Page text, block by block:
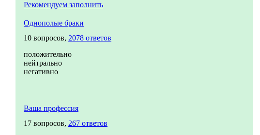
Рекомендуем заполнить
Однополые браки
10 вопросов, 2078 ответов
положительно
нейтрально
негативно
Ваша профессия
17 вопросов, 267 ответов